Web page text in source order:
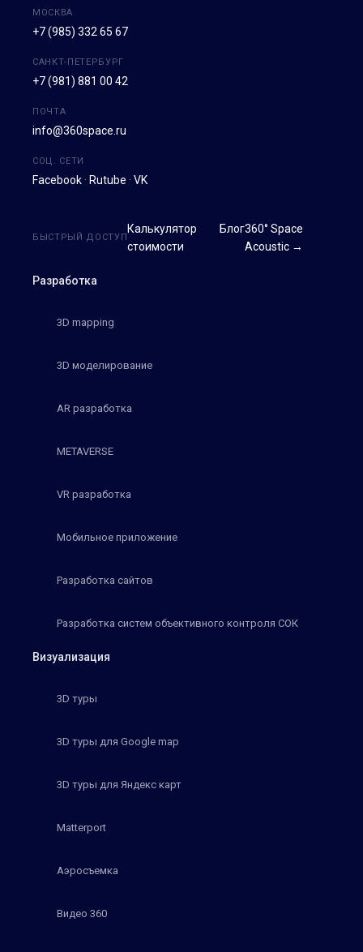
МОСКВА
+7 (985) 332 65 67
САНКТ-ПЕТЕРБУРГ
+7 (981) 881 00 42
ПОЧТА
info@360space.ru
СОЦ. СЕТИ
Facebook · Rutube · VK
Разработка
3D mapping
3D моделирование
AR разработка
METAVERSE
VR разработка
Мобильное приложение
Разработка сайтов
Разработка систем объективного контроля СОК
Визуализация
3D туры
3D туры для Google map
3D туры для Яндекс карт
Matterport
Аэросъемка
Видео 360
БЫСТРЫЙ ДОСТУП
Калькулятор
стоимости
Блог360° Space
Acoustic →